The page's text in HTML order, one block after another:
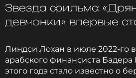
Звезда фильма
девчонки» впервые
Линдси Лохан в июле 2022-го
арабского финансиста
этого года стало известно о